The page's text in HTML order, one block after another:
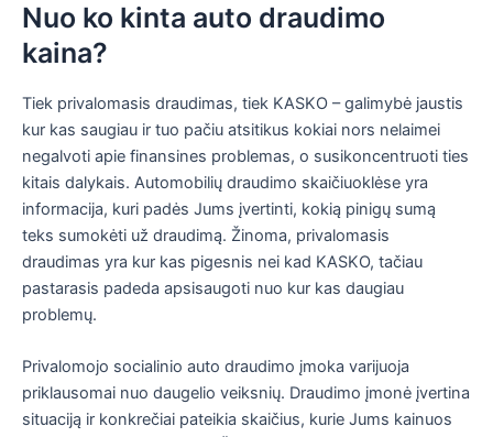
Nuo ko kinta auto draudimo
kaina?
Tiek privalomasis draudimas, tiek KASKO – galimybė jaustis
kur kas saugiau ir tuo pačiu atsitikus kokiai nors nelaimei
negalvoti apie finansines problemas, o susikoncentruoti ties
kitais dalykais. Automobilių draudimo skaičiuoklėse yra
informacija, kuri padės Jums įvertinti, kokią pinigų sumą
teks sumokėti už draudimą. Žinoma, privalomasis
draudimas yra kur kas pigesnis nei kad KASKO, tačiau
pastarasis padeda apsisaugoti nuo kur kas daugiau
problemų.
Privalomojo socialinio auto draudimo įmoka varijuoja
priklausomai nuo daugelio veiksnių. Draudimo įmonė įvertina
situaciją ir konkrečiai pateikia skaičius, kurie Jums kainuos